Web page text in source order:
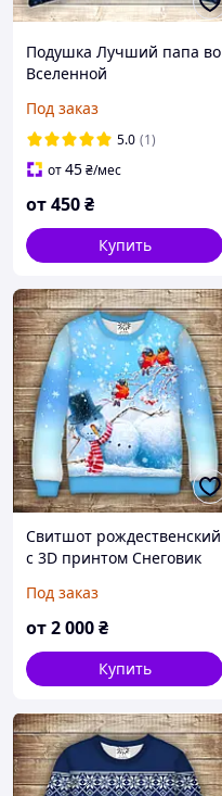
Подушка Лучший папа во
Вселенной
Под заказ
5.0 (1)
от45₴/мес
от450₴
Купить
Свитшот рождественский
с 3D принтом Снеговик
ветке. Family Look Все
размеры
Под заказ
от2 000₴
Купить